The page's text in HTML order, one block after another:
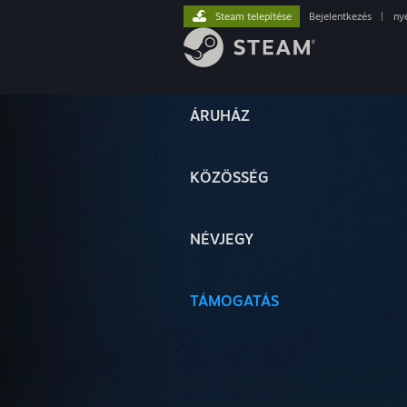
ÁRUHÁZ
KÖZÖSSÉG
NÉVJEGY
TÁMOGATÁS
Steam telepítése Bejelentkezés